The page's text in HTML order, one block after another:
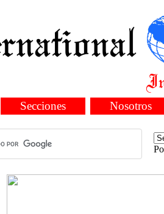
Secciones Nosotros